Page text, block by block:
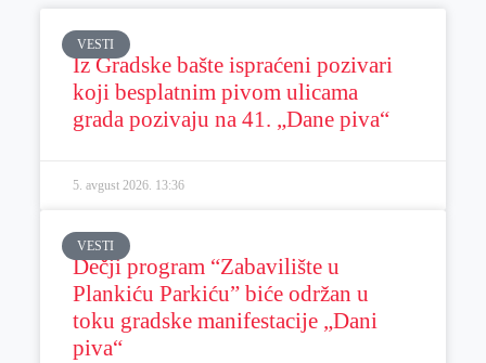
VESTI
Iz Gradske bašte ispraćeni pozivari
koji besplatnim pivom ulicama
grada pozivaju na 41. „Dane piva“
5. avgust 2026. 13:36
VESTI
Dečji program “Zabavilište u
Plankiću Parkiću” biće održan u
toku gradske manifestacije „Dani
piva“